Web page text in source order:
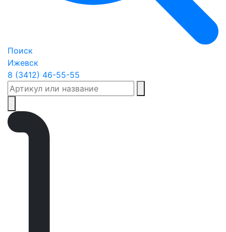
Поиск
Ижевск
8 (3412) 46-55-55